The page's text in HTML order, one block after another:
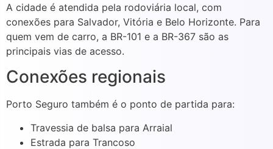
A cidade é atendida pela rodoviária local, com
conexões para Salvador, Vitória e Belo Horizonte. Para
quem vem de carro, a BR-101 e a BR-367 são as
principais vias de acesso.
Conexões regionais
Porto Seguro também é o ponto de partida para:
Travessia de balsa para Arraial
Estrada para Trancoso